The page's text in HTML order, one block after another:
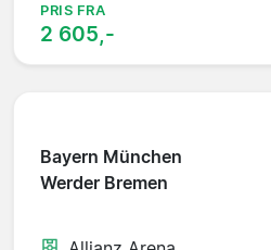
PRIS FRA
2 605,-
Bayern München
Werder Bremen